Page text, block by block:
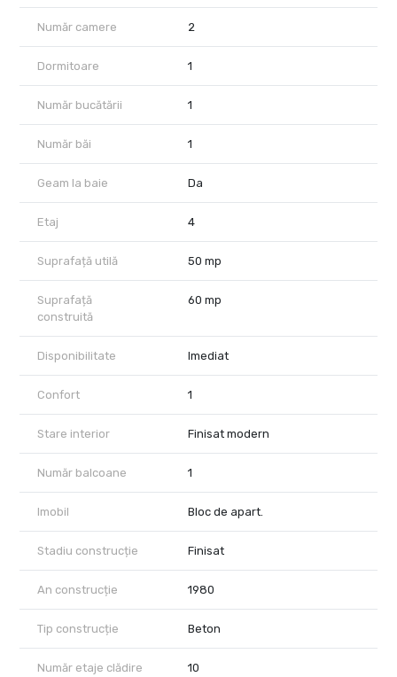
Număr camere 2
Dormitoare 1
Număr bucătării 1
Număr băi 1
Geam la baie Da
Etaj 4
Suprafață utilă 50 mp
Suprafață
construită
60 mp
Disponibilitate Imediat
Confort 1
Stare interior Finisat modern
Număr balcoane 1
Imobil Bloc de apart.
Stadiu construcție Finisat
An construcție 1980
Tip construcție Beton
Număr etaje clădire 10